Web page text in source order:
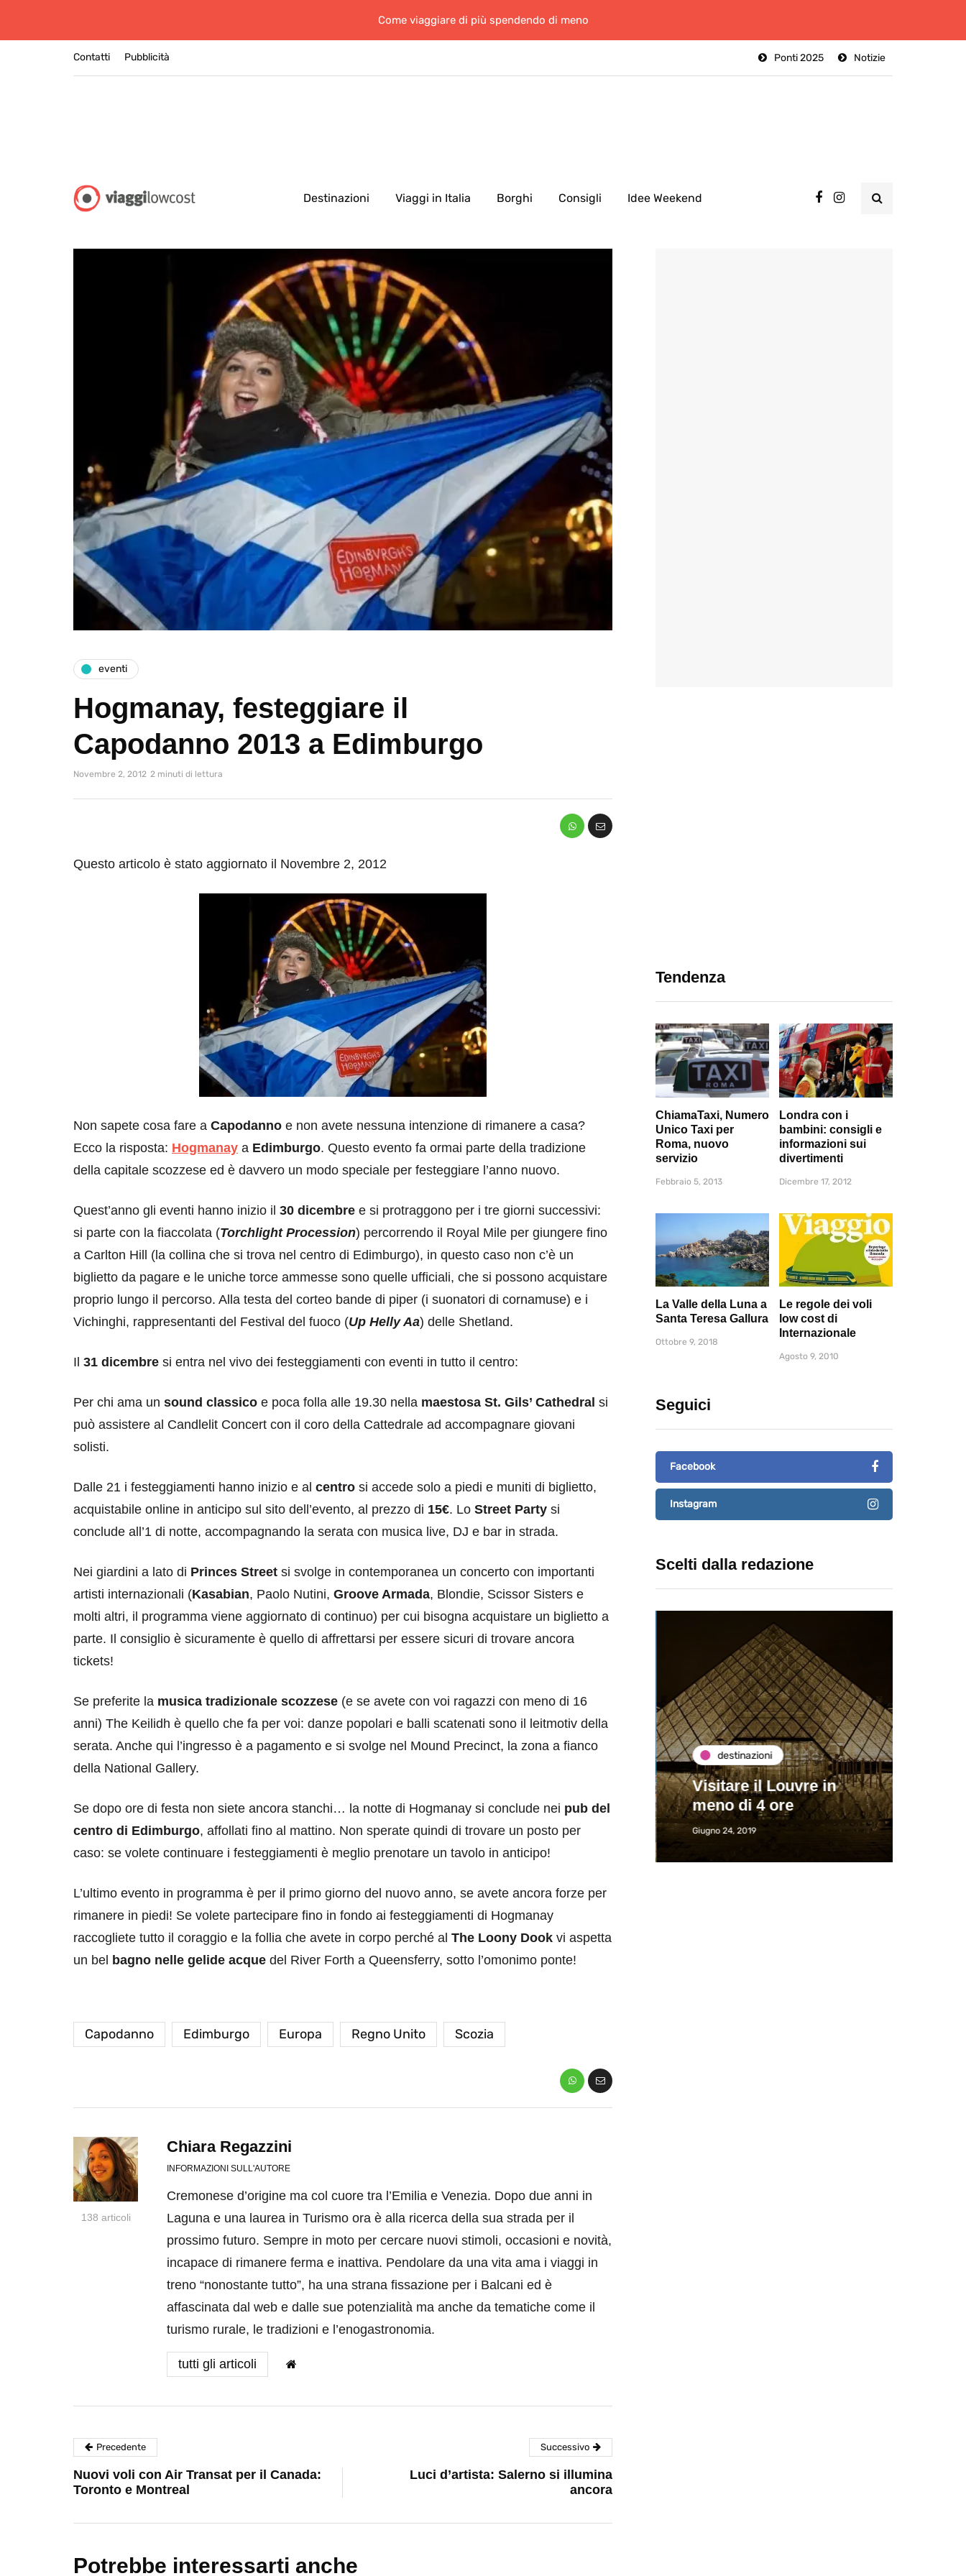
Come viaggiare di più spendendo di meno
Contatti Notizie
Ponti 2025
Pubblicità
Destinazioni Viaggi in Italia Borghi Consigli Idee Weekend
eventi
Hogmanay, festeggiare il
Capodanno 2013 a Edimburgo
Novembre 2, 2012 2 minuti di lettura
Questo articolo è stato aggiornato il Novembre 2, 2012
Non sapete cosa fare a Capodanno e non avete nessuna intenzione di rimanere a casa?
Ecco la risposta: Hogmanay a Edimburgo. Questo evento fa ormai parte della tradizione
della capitale scozzese ed è davvero un modo speciale per festeggiare l’anno nuovo.
Quest’anno gli eventi hanno inizio il 30 dicembre e si protraggono per i tre giorni successivi:
si parte con la fiaccolata (Torchlight Procession) percorrendo il Royal Mile per giungere fino
a Carlton Hill (la collina che si trova nel centro di Edimburgo), in questo caso non c’è un
biglietto da pagare e le uniche torce ammesse sono quelle ufficiali, che si possono acquistare
proprio lungo il percorso. Alla testa del corteo bande di piper (i suonatori di cornamuse) e i
Vichinghi, rappresentanti del Festival del fuoco (Up Helly Aa) delle Shetland.
Il 31 dicembre si entra nel vivo dei festeggiamenti con eventi in tutto il centro:
Per chi ama un sound classico e poca folla alle 19.30 nella maestosa St. Gils’ Cathedral si
può assistere al Candlelit Concert con il coro della Cattedrale ad accompagnare giovani
solisti.
Dalle 21 i festeggiamenti hanno inizio e al centro si accede solo a piedi e muniti di biglietto,
acquistabile online in anticipo sul sito dell’evento, al prezzo di 15€. Lo Street Party si
conclude all’1 di notte, accompagnando la serata con musica live, DJ e bar in strada.
Nei giardini a lato di Princes Street si svolge in contemporanea un concerto con importanti
artisti internazionali (Kasabian, Paolo Nutini, Groove Armada, Blondie, Scissor Sisters e
molti altri, il programma viene aggiornato di continuo) per cui bisogna acquistare un biglietto a
parte. Il consiglio è sicuramente è quello di affrettarsi per essere sicuri di trovare ancora
tickets!
Se preferite la musica tradizionale scozzese (e se avete con voi ragazzi con meno di 16
anni) The Keilidh è quello che fa per voi: danze popolari e balli scatenati sono il leitmotiv della
serata. Anche qui l’ingresso è a pagamento e si svolge nel Mound Precinct, la zona a fianco
della National Gallery.
Se dopo ore di festa non siete ancora stanchi… la notte di Hogmanay si conclude nei pub del
centro di Edimburgo, affollati fino al mattino. Non sperate quindi di trovare un posto per
caso: se volete continuare i festeggiamenti è meglio prenotare un tavolo in anticipo!
L’ultimo evento in programma è per il primo giorno del nuovo anno, se avete ancora forze per
rimanere in piedi! Se volete partecipare fino in fondo ai festeggiamenti di Hogmanay
raccogliete tutto il coraggio e la follia che avete in corpo perché al The Loony Dook vi aspetta
un bel bagno nelle gelide acque del River Forth a Queensferry, sotto l’omonimo ponte!
Capodanno Edimburgo Europa Regno Unito Scozia
Tendenza
ChiamaTaxi, Numero
Unico Taxi per
Roma, nuovo
servizio
Febbraio 5, 2013
Londra con i
bambini: consigli e
informazioni sui
divertimenti
Dicembre 17, 2012
La Valle della Luna a
Santa Teresa Gallura
Ottobre 9, 2018
Le regole dei voli
low cost di
Internazionale
Agosto 9, 2010
Seguici
Facebook
Instagram
Scelti dalla redazione
di 4 ore
destinazioni
Immaturi il Viaggio
Giugno 26, 2013
eventi
Rimini e dintorni
Marzo 31, 2026
destinazioni
Visitare il Louvre in
meno di 4 ore
Giugno 24, 2019
138 articoli
Chiara Regazzini
INFORMAZIONI SULL'AUTORE
Cremonese d’origine ma col cuore tra l’Emilia e Venezia. Dopo due anni in
Laguna e una laurea in Turismo ora è alla ricerca della sua strada per il
prossimo futuro. Sempre in moto per cercare nuovi stimoli, occasioni e novità,
incapace di rimanere ferma e inattiva. Pendolare da una vita ama i viaggi in
treno “nonostante tutto”, ha una strana fissazione per i Balcani ed è
affascinata dal web e dalle sue potenzialità ma anche da tematiche come il
turismo rurale, le tradizioni e l’enogastronomia.
tutti gli articoli
Precedente
Nuovi voli con Air Transat per il Canada:
Toronto e Montreal
Successivo
Luci d’artista: Salerno si illumina
ancora
Potrebbe interessarti anche